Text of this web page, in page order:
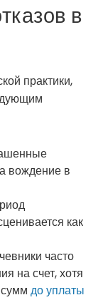
в
практики,
вождение в
как
часто
на счет, хотя
до уплаты